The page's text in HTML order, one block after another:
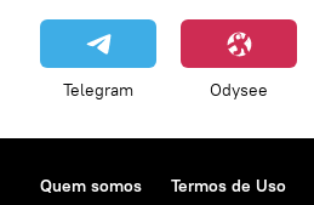
Telegram Odysee
Quem somos Termos de Uso